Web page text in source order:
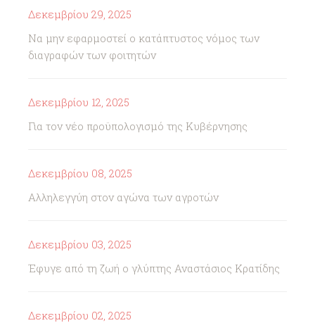
Δεκεμβρίου 29, 2025
Να μην εφαρμοστεί ο κατάπτυστος νόμος των
διαγραφών των φοιτητών
Δεκεμβρίου 12, 2025
Για τον νέο προϋπολογισμό της Κυβέρνησης
Δεκεμβρίου 08, 2025
Αλληλεγγύη στον αγώνα των αγροτών
Δεκεμβρίου 03, 2025
Έφυγε από τη ζωή ο γλύπτης Αναστάσιος Κρατίδης
Δεκεμβρίου 02, 2025